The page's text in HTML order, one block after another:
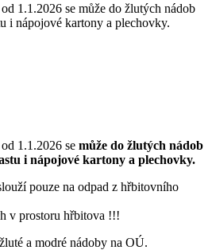
1.1.2026 se může do žlutých nádob
i nápojové kartony a plechovky.
1.1.2026 se může do žlutých nádob
i nápojové kartony a plechovky.
pouze na odpad z hřbitovního
v prostoru hřbitova !!!
a modré nádoby na OÚ.